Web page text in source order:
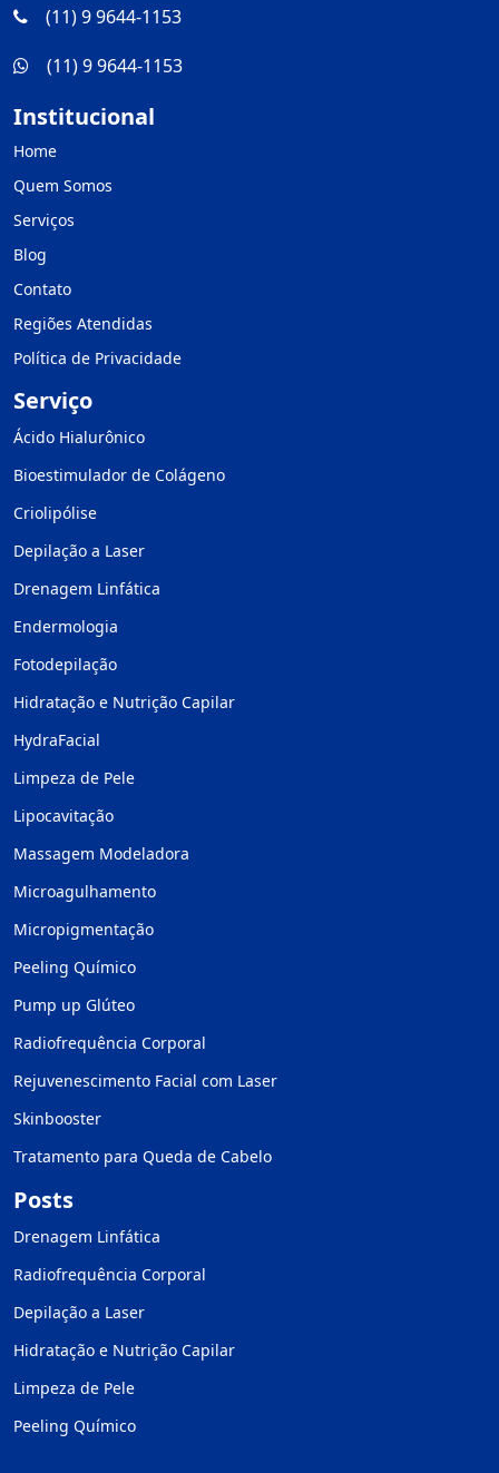
(11) 9 9644-1153
(11) 9 9644-1153
Institucional
Home
Quem Somos
Serviços
Blog
Contato
Regiões Atendidas
Política de Privacidade
Serviço
Ácido Hialurônico
Bioestimulador de Colágeno
Criolipólise
Depilação a Laser
Drenagem Linfática
Endermologia
Fotodepilação
Hidratação e Nutrição Capilar
HydraFacial
Limpeza de Pele
Lipocavitação
Massagem Modeladora
Microagulhamento
Micropigmentação
Peeling Químico
Pump up Glúteo
Radiofrequência Corporal
Rejuvenescimento Facial com Laser
Skinbooster
Tratamento para Queda de Cabelo
Posts
Drenagem Linfática
Radiofrequência Corporal
Depilação a Laser
Hidratação e Nutrição Capilar
Limpeza de Pele
Peeling Químico